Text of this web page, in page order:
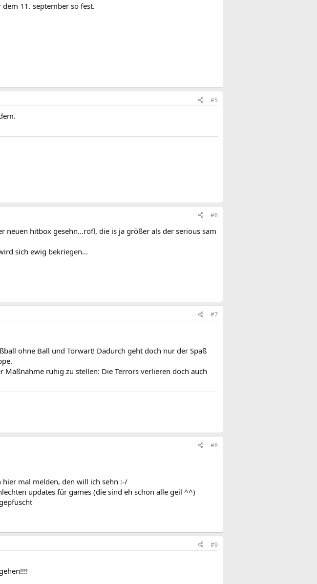
11. september so fest.
#5
#6
neuen hitbox gesehn...rofl, die is ja größer als der serious sam
sich ewig bekriegen...
#7
ohne Ball und Torwart! Dadurch geht doch nur der Spaß
ruhig zu stellen: Die Terrors verlieren doch auch
#8
mal melden, den will ich sehn :-/
updates für games (die sind eh schon alle geil ^^)
#9